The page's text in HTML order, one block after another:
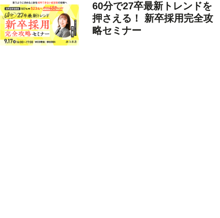
60分で27卒最新トレンドを
押さえる！ 新卒採用完全攻
略セミナー